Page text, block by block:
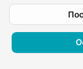
влияющие на
план
большое!